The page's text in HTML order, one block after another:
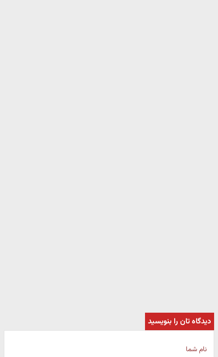
دیدگاه تان را بنویسید
نام شما